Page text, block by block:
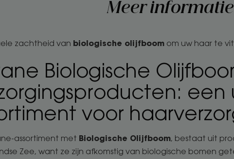
Meer informatie
zachtheid van biologische olijfboom om uw haar te
Biologische
een
voor
assortiment met Biologische Olijfboom, bestaat uit
Zee, want ze zijn afkomstig van biologische bomen